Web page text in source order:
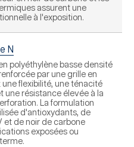
assurent une
à l'exposition.
N
polyéthylène basse densité
par une grille en
flexibilité, une ténacité
une résistance élevée à la
La formulation
d'antioxydants, de
et de noir de carbone
exposées ou